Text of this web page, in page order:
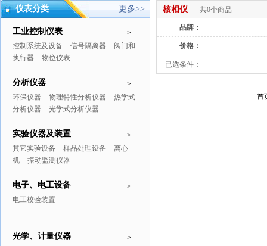
仪表分类 更多>>
>
工业控制仪表
控制系统及设备 信号隔离器
阀门和
执行器
物位仪表
>
分析仪器
环保仪器 物理特性分析仪器
热学式
分析仪器
光学式分析仪器
>
实验仪器及装置
其它实验设备 样品处理设备
离心
机
振动监测仪器
>
电子、电工设备
电工校验装置
>
光学、计量仪器
核相仪 共0个商品
品牌：
价格：
已选条件：
首